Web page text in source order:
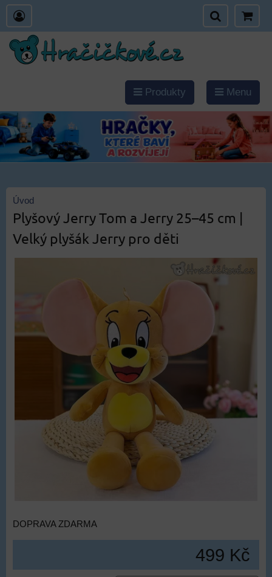
Produkty Menu
Úvod
Plyšový Jerry Tom a Jerry 25–45 cm |
Velký plyšák Jerry pro děti
DOPRAVA ZDARMA
499 Kč